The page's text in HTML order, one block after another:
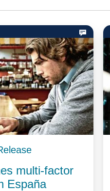
multi-factor
España